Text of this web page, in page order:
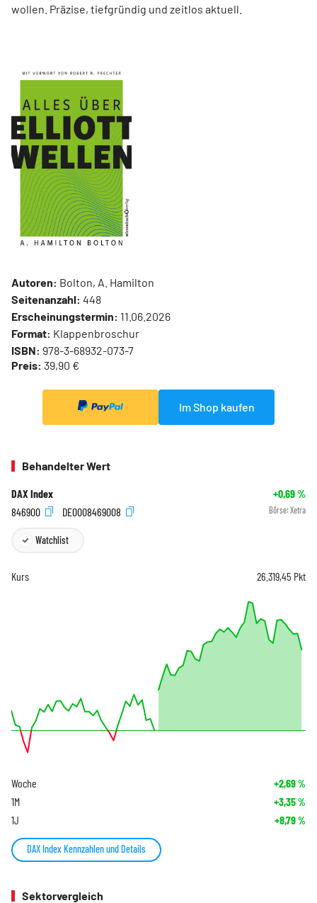
wollen. Präzise, tiefgründig und zeitlos aktuell.
Autoren: Bolton, A. Hamilton
Seitenanzahl: 448
Erscheinungstermin: 11.06.2026
Format: Klappenbroschur
ISBN: 978-3-68932-073-7
Preis: 39,90 €
Im Shop kaufen
Behandelter Wert
DAX Index +0,69%
846900
DE0008469008 Börse: Xetra
Watchlist
Kurs 26.319,45 Pkt
Woche +2,69%
1M +3,35%
1J +8,79%
DAX Index Kennzahlen und Details
Sektorvergleich